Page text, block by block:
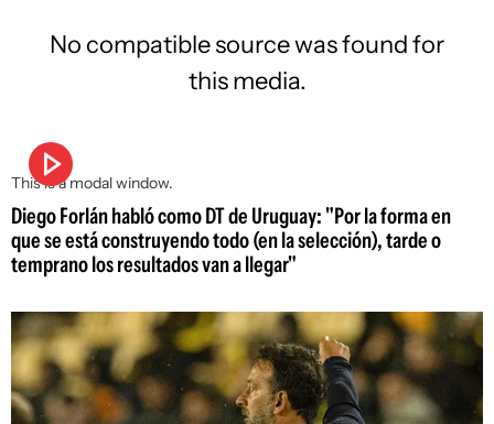
This is a modal window.
No compatible source was found for
this media.
Diego Forlán habló como DT de Uruguay: "Por la forma en
que se está construyendo todo (en la selección), tarde o
temprano los resultados van a llegar"